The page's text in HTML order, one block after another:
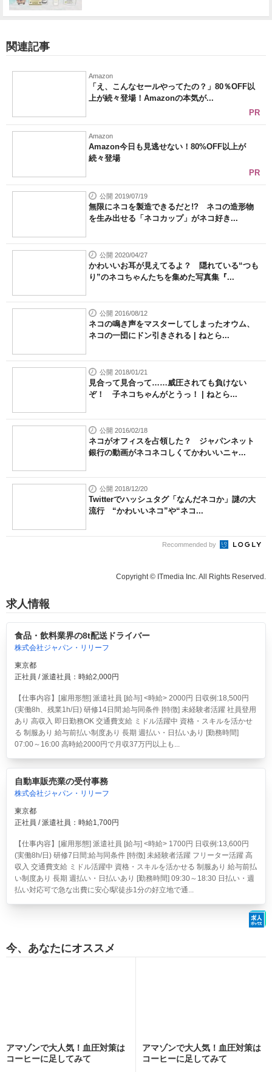
関連記事
Amazon
「え、こんなセールやってたの？」80％OFF以
上が続々登場！Amazonの本気が...
PR
Amazon
Amazon今日も見逃せない！80%OFF以上が
続々登場
PR
公開 2019/07/19
無限にネコを製造できるだと!? ネコの造形物
を生み出せる「ネコカップ」がネコ好き...
公開 2020/04/27
かわいいお耳が見えてるよ？ 隠れている“つも
り”のネコちゃんたちを集めた写真集『...
公開 2016/08/12
ネコの鳴き声をマスターしてしまったオウム、
ネコの一団にドン引きされる | ねとら...
公開 2018/01/21
見合って見合って……威圧されても負けない
ぞ！ 子ネコちゃんがとうっ！ | ねとら...
公開 2016/02/18
ネコがオフィスを占領した？ ジャパンネット
銀行の動画がネコネコしくてかわいいニャ...
公開 2018/12/20
Twitterでハッシュタグ「なんだネコか」謎の大
流行 “かわいいネコ”や“ネコ...
Recommended by
Copyright © ITmedia Inc. All Rights Reserved.
求人情報
食品・飲料業界の8t配送ドライバー
株式会社ジャパン・リリーフ
東京都
正社員 / 派遣社員：時給2,000円
【仕事内容】[雇用形態] 派遣社員 [給与] <時給> 2000円 日収例:18,500円
(実働8h、残業1h/日) 研修14日間:給与同条件 [特徴] 未経験者活躍 社員登用
あり 高収入 即日勤務OK 交通費支給 ミドル活躍中 資格・スキルを活かせ
る 制服あり 給与前払い制度あり 長期 週払い・日払いあり [勤務時間]
07:00～16:00 高時給2000円で月収37万円以上も...
自動車販売業の受付事務
株式会社ジャパン・リリーフ
東京都
正社員 / 派遣社員：時給1,700円
【仕事内容】[雇用形態] 派遣社員 [給与] <時給> 1700円 日収例:13,600円
(実働8h/日) 研修7日間:給与同条件 [特徴] 未経験者活躍 フリーター活躍 高
収入 交通費支給 ミドル活躍中 資格・スキルを活かせる 制服あり 給与前払
い制度あり 長期 週払い・日払いあり [勤務時間] 09:30～18:30 日払い・週
払い対応可で急な出費に安心!駅徒歩1分の好立地で通...
今、あなたにオススメ
アマゾンで大人気！血圧対策は
コーヒーに足してみて
アマゾンで大人気！血圧対策は
コーヒーに足してみて